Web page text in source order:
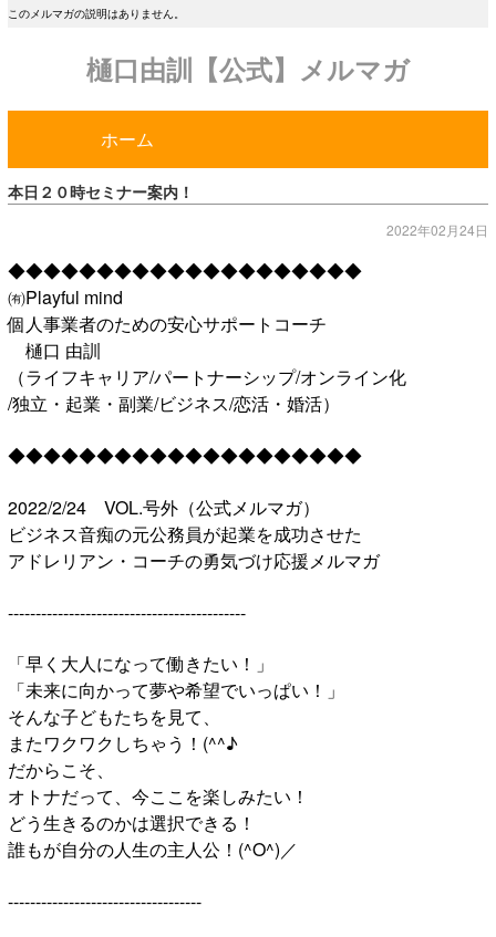
このメルマガの説明はありません。
樋口由訓【公式】メルマガ
ホーム
本日２０時セミナー案内！
2022年02月24日
◆◆◆◆◆◆◆◆◆◆◆◆◆◆◆◆◆◆◆◆
㈲Playful mind
個人事業者のための安心サポートコーチ
樋口 由訓
（ライフキャリア/パートナーシップ/オンライン化
/独立・起業・副業/ビジネス/恋活・婚活）
◆◆◆◆◆◆◆◆◆◆◆◆◆◆◆◆◆◆◆◆
2022/2/24 VOL.号外（公式メルマガ）
ビジネス音痴の元公務員が起業を成功させた
アドレリアン・コーチの勇気づけ応援メルマガ
-------------------------------------------
「早く大人になって働きたい！」
「未来に向かって夢や希望でいっぱい！」
そんな子どもたちを見て、
またワクワクしちゃう！(^^♪
だからこそ、
オトナだって、今ここを楽しみたい！
どう生きるのかは選択できる！
誰もが自分の人生の主人公！(^O^)／
-----------------------------------